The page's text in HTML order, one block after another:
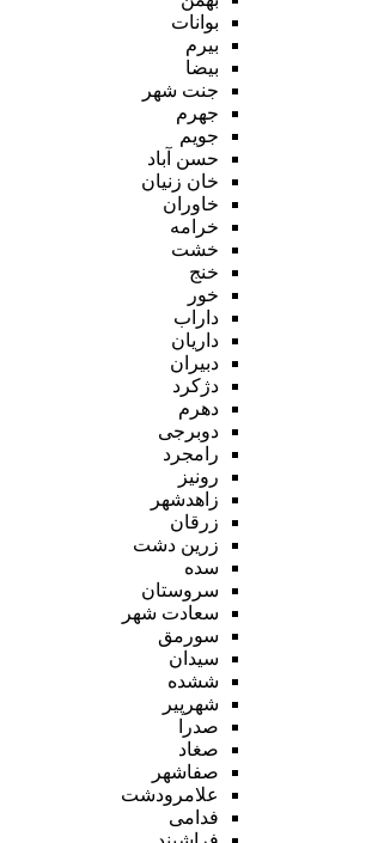
بوانات
بیرم
بیضا
جنت شهر
جهرم
جویم
حسن آباد
خان زنیان
خاوران
خرامه
خشت
خنج
خور
داراب
داریان
دبیران
دژکرد
دهرم
دوبرجی
رامجرد
رونیز
زاهدشهر
زرقان
زرین دشت
سده
سروستان
سعادت شهر
سورمق
سیدان
ششده
شهرپیر
صدرا
صغاد
صفاشهر
علامرودشت
فدامی